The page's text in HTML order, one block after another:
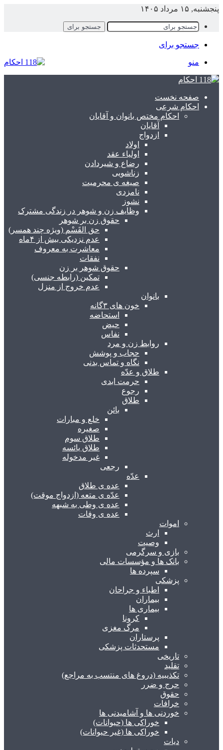
۱۵ مرداد ۱۴۰۵
جستجو برای
جستجو برای
منو
صفحه نخست
احکام شرعی
احکام مختص بانوان و آقایان
آقایان
ازدواج
اولاد
اولیاء عقد
رضاع و شیردادن
زناشویی
صیغه ی محرمیت
نامزدی
نشوز
وظایف زن و شوهر در زندگی مشترک
حقوق زن بر شوهر
حق القَسْم (ویژه چند همسر)
عدم نزدیکی بیش از ۴ماه
معاشرت به معروف
نفقات
حقوق شوهر بر زن
تمکین (رابطه جنسی)
عدم خروج از منزل
بانوان
خون های ۳گانه
استحاضه
حیض
نفاس
روابط زن و مرد
حجاب و پوشش
نگاه و تماس بدنی
طلاق و عدّه
حرمت ابدی
رجوع
طلاق
بائن
خلع و مبارات
صغیره
طلاق سوم
طلاق یائسه
غیر مدخوله
رجعی
عدّه
عده ی طلاق
عدّه ی متعه (ازدواج موقت)
عده ی وطی به شبهه
عده ی وفات
اموات
ارث
وصیت
بازی و سرگرمی
بانک ها و مؤسسات مالی
سپرده ها
پزشکی
اطباء و جراحان
بیماران
بیماری ها
کرونا
مرگ مغزی
پرستاران
مستحدثات پزشکی
تاریخی
تقلید
تکذیبیه (دروغ های منتسب به مراجع)
حرج و ضرر
حقوق
خرافات
خوردنی ها و آشامیدنی ها
خوراکی ها (حیوانات)
خوراکی ها (غیر حیوانات)
دیات